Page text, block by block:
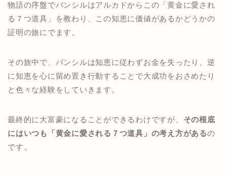
物語の序盤でバンシルはアルカドからこの「黄金に愛され
る７つ道具」を教わり、この知恵に価値があるかどうかの
証明の旅にでます。
その旅中で、バンシルは知恵に従わずお金を失ったり、逆
に知恵を心に留め置き行動することで大成功をおさめたり
と色々な経験をしていきます。
最終的に大富豪になることができるわけですが、 その根底
にはいつも「黄金に愛される７つ道具」の考え方があるの
です。